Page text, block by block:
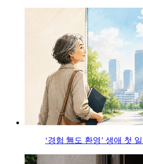
‘경험 無도 환영’ 생애 첫